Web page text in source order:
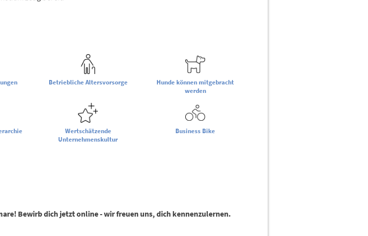
Betriebliche Altersvorsorge
Hunde können mitgebracht
werden
Wertschätzende
Unternehmenskultur
Business Bike
Bewirb dich jetzt online - wir freuen uns, dich kennenzulernen.